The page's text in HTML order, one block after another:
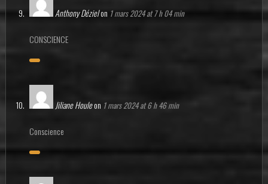
Anthony Dézielon 1 mars 2024 at 7 h 04 min
CONSCIENCE
Jiliane Houleon 1 mars 2024 at 6 h 46 min
Conscience